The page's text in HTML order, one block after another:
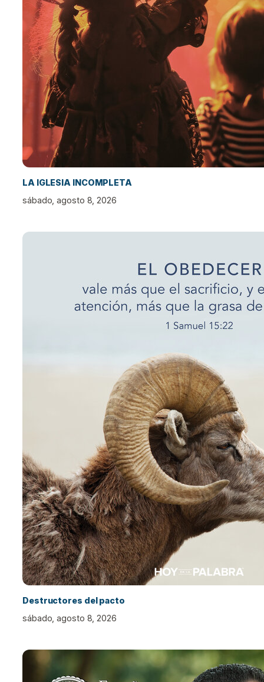
LA IGLESIA INCOMPLETA
sábado, agosto 8, 2026
Destructores del pacto
sábado, agosto 8, 2026